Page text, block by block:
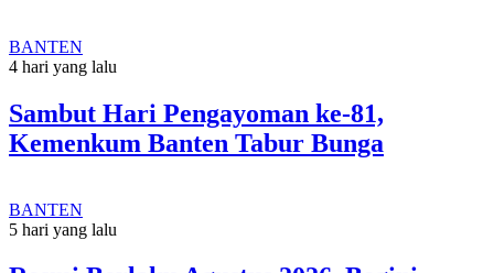
BANTEN
4 hari yang lalu
Sambut Hari Pengayoman ke-81,
Kemenkum Banten Tabur Bunga
BANTEN
5 hari yang lalu